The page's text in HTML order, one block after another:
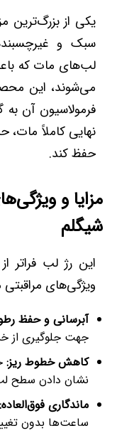
یکی از بزرگ‌ترین
سبک و
لب‌های مات که
می‌شوند، این
فرمولاسیون آن
نهایی کاملاً
حفظ کند.
مزایا و
شیگلم
این رژ لب
ویژگی‌های
آبرسانی و حفظ
جهت جلوگیری از
کاهش خطوط ریز:
نشان دادن سطح
ماندگاری فوق‌العاده:
ساعت‌ها بدون